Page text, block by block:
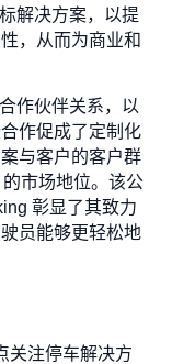
解决方案，以提
，从而为商业和
作伙伴关系，以
作促成了定制化
与客户的客户群
市场地位。该公
彰显了其致力
员能够更轻松地
关注停车解决方